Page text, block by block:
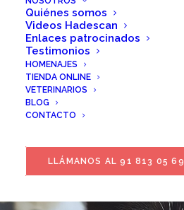
Quiénes somos
Videos Hadescan
Enlaces patrocinados
Testimonios
HOMENAJES
TIENDA ONLINE
VETERINARIOS
BLOG
CONTACTO
LLÁMANOS AL 91 813 05 69